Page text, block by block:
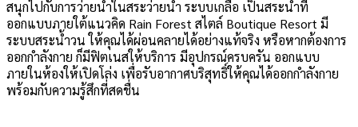
สนุกไปกับการว่ายน้ำในสระว่ายน้ำ ระบบเกลือ เป็นสระน้ำที่
ออกแบบภายใต้แนวคิด Rain Forest สไตล์ Boutique Resort มี
ระบบสระน้ำวน ให้คุณได้ผ่อนคลายได้อย่างแท้จริง หรือหากต้องการ
ออกกำลังกาย ก็มีฟิตเนสให้บริการ มีอุปกรณ์ครบครัน ออกแบบ
ภายในห้องให้เปิดโล่ง เพื่อรับอากาศบริสุทธิ์ให้คุณได้ออกกำลังกาย
พร้อมกับความรู้สึกที่สดชื่น